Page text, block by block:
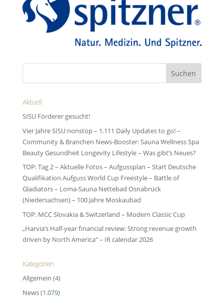
Aktuell
SISU Förderer gesucht!
Vier Jahre SISU nonstop – 1.111 Daily Updates to go! –
Community & Branchen News-Booster: Sauna Wellness Spa
Beauty Gesundheit Longevity Lifestyle – Was gibt’s Neues?
TOP: Tag 2 – Aktuelle Fotos – Aufgussplan – Start Deutsche
Qualifikation Aufguss World Cup Freestyle – Battle of
Gladiators – Loma-Sauna Nettebad Osnabrück
(Niedersachsen) – 100 Jahre Moskaubad
TOP: MCC Slovakia & Switzerland – Modern Classic Cup
„Harvia’s Half-year financial review: Strong revenue growth
driven by North America“ – IR calendar 2026
Kategorien
Allgemein (4)
News(1.079)